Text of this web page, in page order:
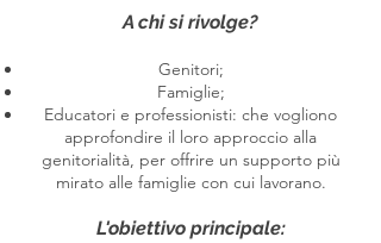
A chi si rivolge?
Genitori;
Famiglie;
Educatori e professionisti: che vogliono
approfondire il loro approccio alla
genitorialità, per offrire un supporto più
mirato alle famiglie con cui lavorano.
L'obiettivo principale: